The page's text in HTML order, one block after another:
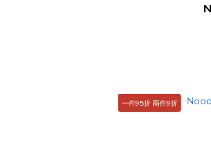
一件95折 兩件9折